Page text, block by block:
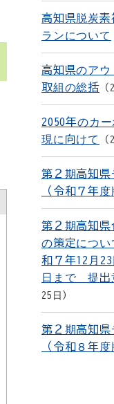
高知県脱炭
ランについて
高知県のア
取組の総括
2050年のカ
現に向けて
第２期高知県
（令和７年度
第２期高知県
の策定につ
和７年12月
日まで 提出
25日
第２期高知県
（令和８年度